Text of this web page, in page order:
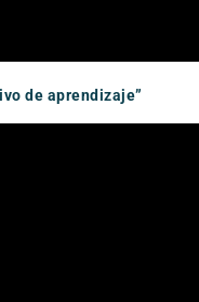
de aprendizaje”